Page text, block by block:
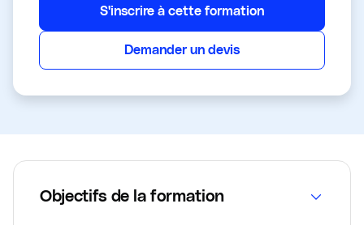
S'inscrire à cette formation
Demander un devis
Objectifs de la formation